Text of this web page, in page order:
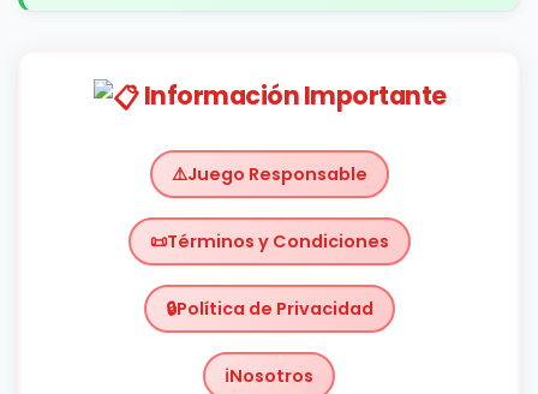
Información Importante
Juego Responsable
Términos y Condiciones
Política de Privacidad
Nosotros